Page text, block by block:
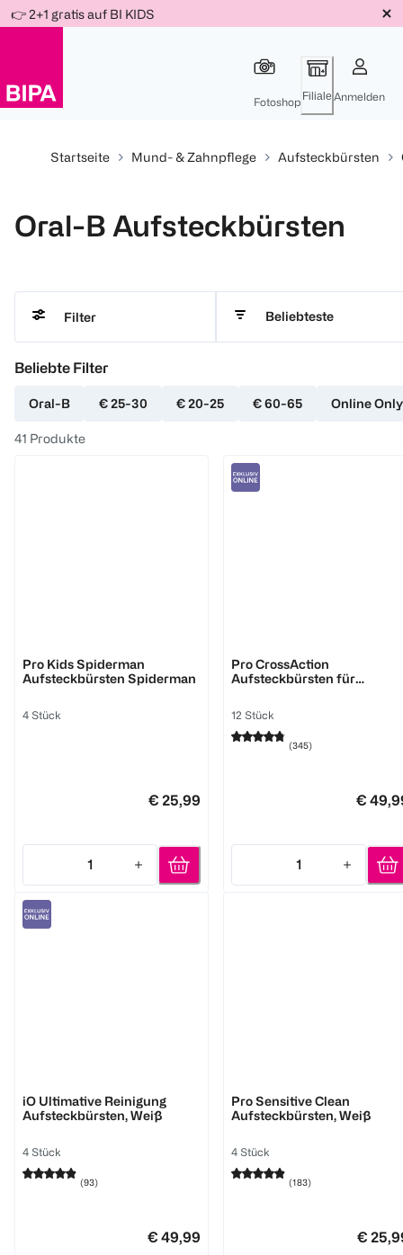
Für
Für
Für
Weiter
zum
👉 2+1 gratis auf BI KIDS
Fotoshop Filiale Anmelden
Startseite Mund- & Zahnpflege Aufsteckbürsten
Oral-B Aufsteckbürsten
Filter Beliebteste
Beliebte Filter
Oral-B € 25-30 € 20-25 € 60-65 Online Only
41 Produkte
Pro Kids Spiderman
Aufsteckbürsten Spiderman
4 Stück
€ 25,99
1
Quantity: 1
Pro CrossAction
Aufsteckbürsten für
12 Stück
(345)
€
1
Quantity: 1
iO Ultimative Reinigung
Aufsteckbürsten, Weiß
4 Stück
(93)
€ 49,99
Pro Sensitive Clean
Aufsteckbürsten, Weiß
4 Stück
(183)
€